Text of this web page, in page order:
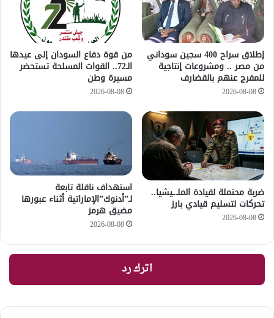
إطلاق سراح 400 سجين سوداني
من مصر .. ومشروعات إنتاجية
للمفرج عنهم بالقضارف
2026-08-08
من قوة دفاع السودان إلى عيدها
الـ72.. القوات المسلحة تستحضر
مسيرة وطن
2026-08-08
ضربة محتملة لقيادة الملـ.ـيشيا..
تحركات لتسليم قيادي بارز
2026-08-08
استهداف ناقلة تابعة
لـ”أدنوك”الإماراتية أثناء عبورها
مضيق هرمز
2026-08-08
اترك رد